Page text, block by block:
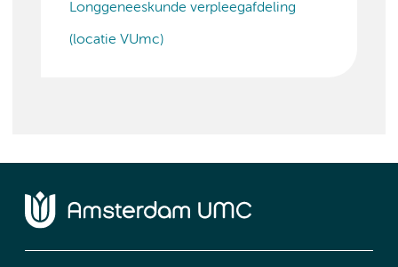
Longgeneeskunde verpleegafdeling
(locatie VUmc)